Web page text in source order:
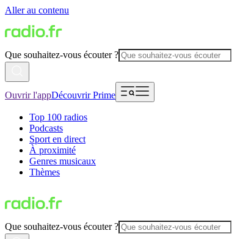
Aller au contenu
Que souhaitez-vous écouter ?
Ouvrir l'appDécouvrir Prime
Top 100 radios
Podcasts
Sport en direct
À proximité
Genres musicaux
Thèmes
Que souhaitez-vous écouter ?